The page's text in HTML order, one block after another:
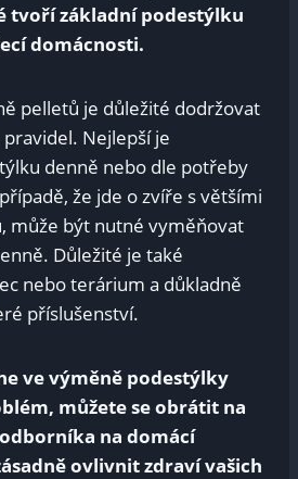
tvoří základní podestýlku
domácnosti.
pelletů je důležité dodržovat
Nejlepší je
denně nebo dle potřeby
že jde o zvíře s většími
může být nutné vyměňovat
Důležité je také
nebo terárium a důkladně
příslušenství.
ve výměně podestýlky
můžete se obrátit na
na domácí
ovlivnit zdraví vašich